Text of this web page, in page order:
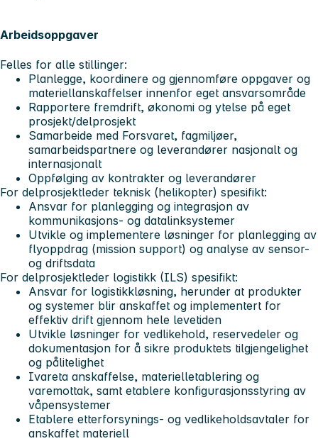
Arbeidsoppgaver
Felles for alle stillinger:
Planlegge, koordinere og gjennomføre oppgaver og
materiellanskaffelser innenfor eget ansvarsområde
Rapportere fremdrift, økonomi og ytelse på eget
prosjekt/delprosjekt
Samarbeide med Forsvaret, fagmiljøer,
samarbeidspartnere og leverandører nasjonalt og
internasjonalt
Oppfølging av kontrakter og leverandører
For delprosjektleder teknisk (helikopter) spesifikt:
Ansvar for planlegging og integrasjon av
kommunikasjons- og datalinksystemer
Utvikle og implementere løsninger for planlegging av
flyoppdrag (mission support) og analyse av sensor-
og driftsdata
For delprosjektleder logistikk (ILS) spesifikt:
Ansvar for logistikkløsning, herunder at produkter
og systemer blir anskaffet og implementert for
effektiv drift gjennom hele levetiden
Utvikle løsninger for vedlikehold, reservedeler og
dokumentasjon for å sikre produktets tilgjengelighet
og pålitelighet
Ivareta anskaffelse, materielletablering og
varemottak, samt etablere konfigurasjonsstyring av
våpensystemer
Etablere etterforsynings- og vedlikeholdsavtaler for
anskaffet materiell